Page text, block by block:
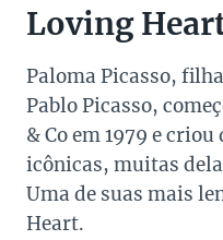
Loving
Paloma Picasso,
Pablo Picasso,
& Co em 1979 e
icônicas, muitas
Uma de suas mais
Heart.